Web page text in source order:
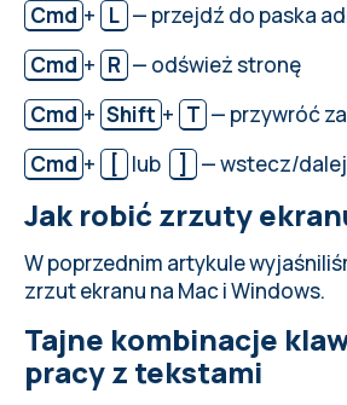
Cmd + L — przejdź do paska
Cmd + R — odśwież stronę
Cmd + Shift + T — przywróć
Cmd + [ lub ] — wstecz/dalej
Jak robić zrzuty
W poprzednim artykule
zrzut ekranu na Mac i Windows.
Tajne kombinacje
pracy z tekstami